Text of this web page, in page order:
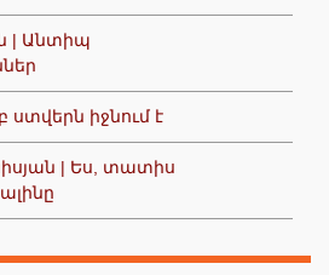
| Անտիպ
ստվերն իջնում է
| Ես, տատիս